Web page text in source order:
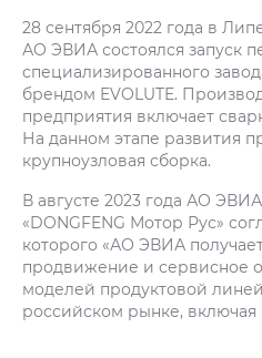
28 сентября 2022 года в
АО ЭВИА состоялся запуск
специализированного
брендом EVOLUTE.
предприятия включает
На данном этапе развития
крупноузловая сборка.
В августе 2023 года АО
«DONGFENG Мотор Рус»
которого «АО ЭВИА
продвижение и сервисное
моделей продуктовой
российском рынке,